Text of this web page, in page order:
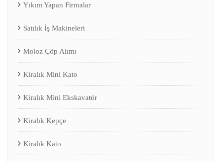
Yıkım Yapan Firmalar
Satılık İş Makineleri
Moloz Çöp Alımı
Kiralık Mini Kato
Kiralık Mini Ekskavatör
Kiralık Kepçe
Kiralık Kato